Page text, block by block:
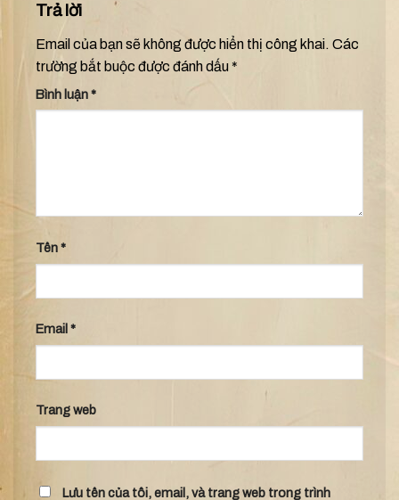
Trả lời
Email của bạn sẽ không được hiển thị công khai. Các
trường bắt buộc được đánh dấu *
Bình luận*
Tên*
Email *
Trang web
Lưu tên của tôi, email, và trang web trong trình